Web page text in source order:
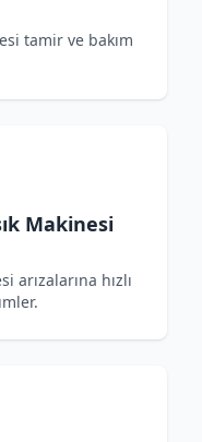
tamir ve bakım
Makinesi
arızalarına hızlı